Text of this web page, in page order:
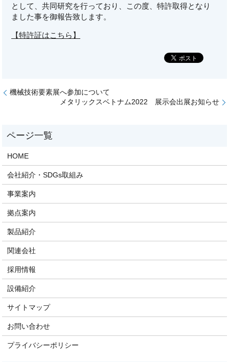
として、共同研究を行っており、この度、特許取得となり
ました事を御報告致します。
【特許証はこちら】
機械技術要素展へ参加について
メタリックスベトナム2022 展示会出展お知らせ
HOME
会社紹介・SDGs取組み
事業案内
拠点案内
製品紹介
関連会社
採用情報
設備紹介
サイトマップ
お問い合わせ
プライバシーポリシー